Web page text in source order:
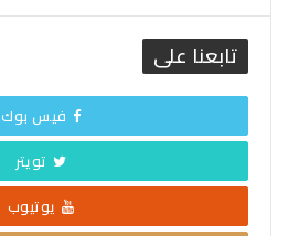
تابعنا على
فيس بوك
تويتر
يوتيوب